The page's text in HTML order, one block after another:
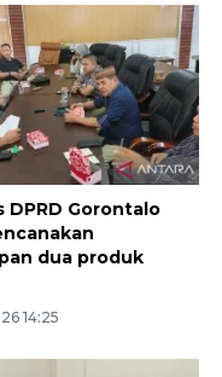
DPRD Gorontalo
dua produk
14:25